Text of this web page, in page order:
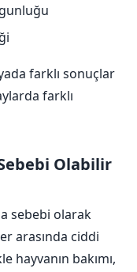
farklı sonuçlar
farklı
Olabilir
sebebi olarak
arasında ciddi
hayvanın bakımı,